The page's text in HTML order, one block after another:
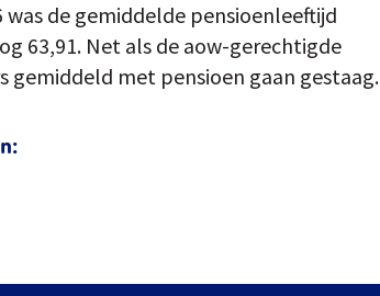
de gemiddelde pensioenleeftijd
63,91. Net als de aow-gerechtigde
gemiddeld met pensioen gaan gestaag.